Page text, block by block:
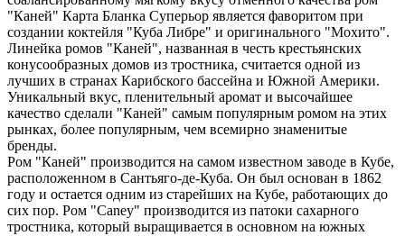
"Каней" Карта Бланка Суперьор является фаворитом при
создании коктейля "Куба Либре" и оригинального "Мохито".
Линейка ромов "Каней", названная в честь крестьянских
конусообразных домов из тростника, считается одной из
лучших в странах Карибского бассейна и Южной Америки.
Уникальный вкус, пленительный аромат и высочайшее
качество сделали "Каней" самым популярным ромом на этих
рынках, более популярным, чем всемирно знаменитые
бренды.
Ром "Каней" производится на самом известном заводе в Кубе,
расположенном в Сантьяго-де-Куба. Он был основан в 1862
году и остается одним из старейших на Кубе, работающих до
сих пор. Ром "Caney" производится из патоки сахарного
тростника, который выращивается в основном на южных